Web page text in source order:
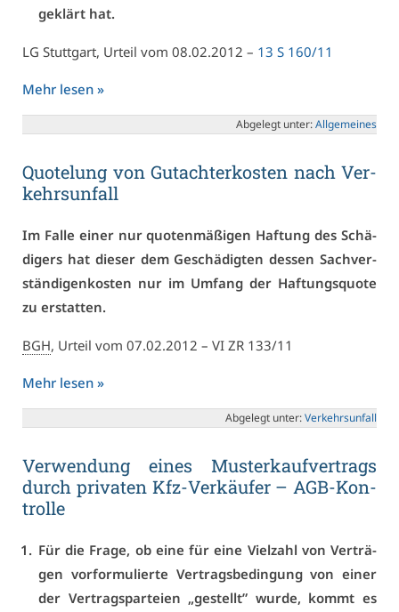
ge­klärt hat.
LG Stutt­gart, Ur­teil vom 08.02.2012 – 13 S 160/11
Mehr le­sen »
Ab­ge­legt un­ter:All­ge­mei­nes
Quo­telung von Gut­ach­ter­kos­ten nach Ver­
kehrs­un­fall
Im Fal­le ei­ner nur quo­ten­mä­ßi­gen Haf­tung des Schä­
di­gers hat die­ser dem Ge­schä­dig­ten des­sen Sach­ver­
stän­di­gen­kos­ten nur im Um­fang der Haf­tungs­quo­te
zu er­stat­ten.
BGH, Ur­teil vom 07.02.2012 – VI ZR 133/11
Mehr le­sen »
Ab­ge­legt un­ter:Ver­kehrs­un­fall
Ver­wen­dung ei­nes Mus­ter­kauf­ver­trags
durch pri­va­ten Kfz-Ver­käu­fer – AGB-Kon­
trol­le
Für die Fra­ge, ob ei­ne für ei­ne Viel­zahl von Ver­trä­
gen vor­for­mu­lier­te Ver­trags­be­din­gung von ei­ner
der Ver­trags­par­tei­en „ge­stellt” wur­de, kommt es